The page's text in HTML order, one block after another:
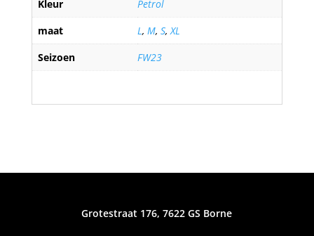
Kleur
Petrol
maat
L, M, S,XL
Seizoen
FW23
Grotestraat 176, 7622 GS Borne